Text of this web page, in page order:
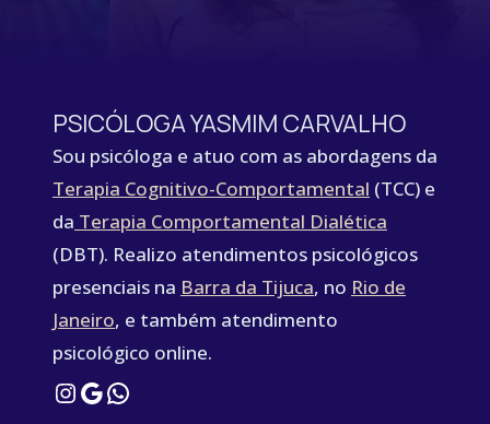
PSICÓLOGA YASMIM CARVALHO
Sou psicóloga e atuo com as abordagens da
Terapia Cognitivo-Comportamental (TCC) e
da Terapia Comportamental Dialética
(DBT). Realizo atendimentos psicológicos
presenciais na Barra da Tijuca, no Rio de
Janeiro, e também atendimento
psicológico online.
Instagram
Google
WhatsApp